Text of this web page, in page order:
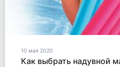
10 мая 2020
Как выбрать надувной